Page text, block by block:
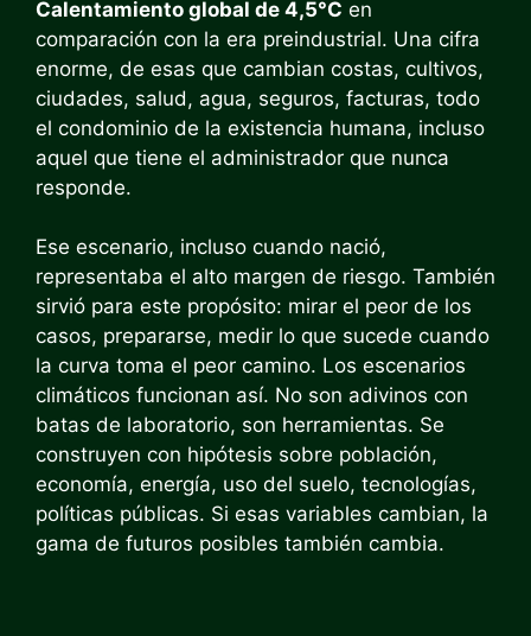
Calentamiento global de 4,5°C en
comparación con la era preindustrial. Una cifra
enorme, de esas que cambian costas, cultivos,
ciudades, salud, agua, seguros, facturas, todo
el condominio de la existencia humana, incluso
aquel que tiene el administrador que nunca
responde.
Ese escenario, incluso cuando nació,
representaba el alto margen de riesgo. También
sirvió para este propósito: mirar el peor de los
casos, prepararse, medir lo que sucede cuando
la curva toma el peor camino. Los escenarios
climáticos funcionan así. No son adivinos con
batas de laboratorio, son herramientas. Se
construyen con hipótesis sobre población,
economía, energía, uso del suelo, tecnologías,
políticas públicas. Si esas variables cambian, la
gama de futuros posibles también cambia.